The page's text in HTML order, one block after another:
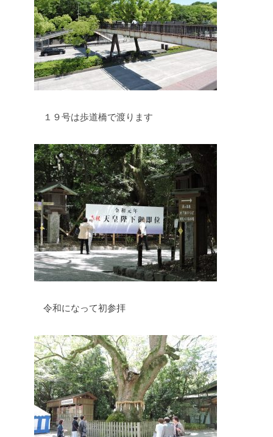
１９号は歩道橋で渡ります
令和になって初参拝